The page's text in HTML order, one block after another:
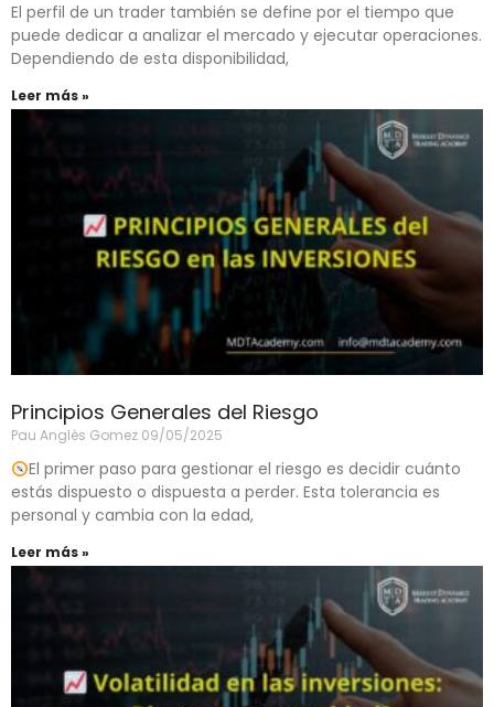
El perfil de un trader también se define por el tiempo que
puede dedicar a analizar el mercado y ejecutar operaciones.
Dependiendo de esta disponibilidad,
Leer más »
Principios Generales del Riesgo
Pau Anglès Gomez 09/05/2025
El primer paso para gestionar el riesgo es decidir cuánto
estás dispuesto o dispuesta a perder. Esta tolerancia es
personal y cambia con la edad,
Leer más »